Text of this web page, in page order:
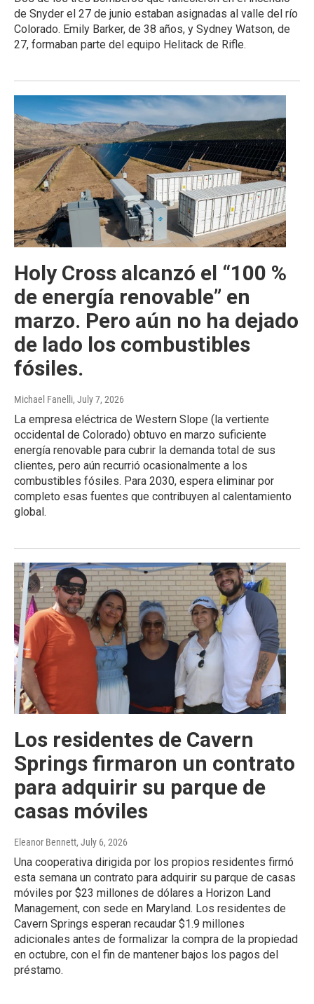
de Snyder el 27 de junio estaban asignadas al valle del río
Colorado. Emily Barker, de 38 años, y Sydney Watson, de
27, formaban parte del equipo Helitack de Rifle.
Holy Cross alcanzó el “100 %
de energía renovable” en
marzo. Pero aún no ha dejado
de lado los combustibles
fósiles.
Michael Fanelli, July 7, 2026
La empresa eléctrica de Western Slope (la vertiente
occidental de Colorado) obtuvo en marzo suficiente
energía renovable para cubrir la demanda total de sus
clientes, pero aún recurrió ocasionalmente a los
combustibles fósiles. Para 2030, espera eliminar por
completo esas fuentes que contribuyen al calentamiento
global.
Los residentes de Cavern
Springs firmaron un contrato
para adquirir su parque de
casas móviles
Eleanor Bennett, July 6, 2026
Una cooperativa dirigida por los propios residentes firmó
esta semana un contrato para adquirir su parque de casas
móviles por $23 millones de dólares a Horizon Land
Management, con sede en Maryland. Los residentes de
Cavern Springs esperan recaudar $1.9 millones
adicionales antes de formalizar la compra de la propiedad
en octubre, con el fin de mantener bajos los pagos del
préstamo.